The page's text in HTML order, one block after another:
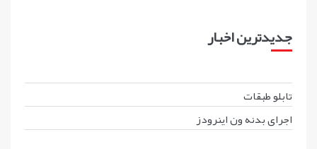
جدیدترین اخبار
تابلو طبقات
اجرای بدنه ون اینرودز